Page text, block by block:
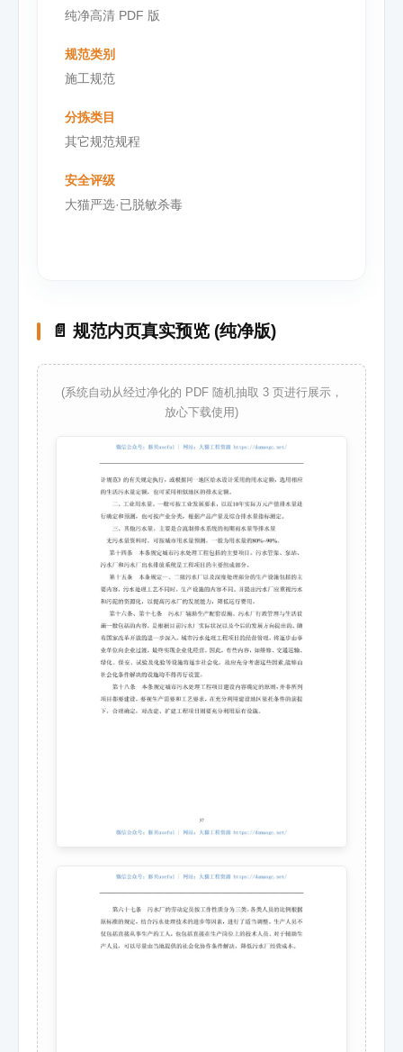
纯净高清 PDF 版
规范类别
施工规范
分拣类目
其它规范规程
安全评级
大猫严选·已脱敏杀毒
📄 规范内页真实预览 (纯净版)
(系统自动从经过净化的 PDF 随机抽取 3 页进行展示，
放心下载使用)